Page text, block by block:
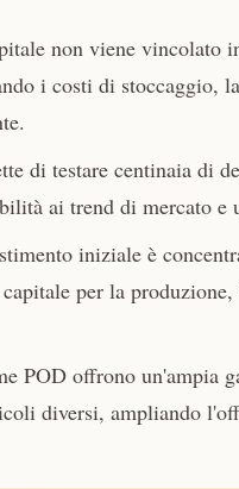
non viene vincolato
i costi di stoccaggio,
di testare centinaia di
ai trend di mercato
iniziale è
per la
POD offrono un'ampia
diversi, ampliando